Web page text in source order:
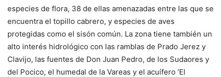
especies de flora, 38 de ellas amenazadas entre las que se
encuentra el topillo cabrero, y especies de aves
protegidas como el sisón común. La zona tiene también un
alto interés hidrológico con las ramblas de Prado Jerez y
Clavijo, las fuentes de Don Juan Pedro, de los Sudaores y
del Pocico, el humedal de la Vareas y el acuífero ‘El